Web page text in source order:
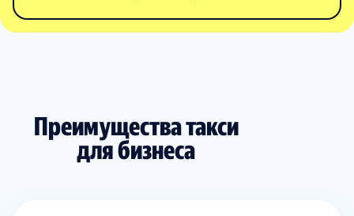
Преимущества такси
для бизнеса